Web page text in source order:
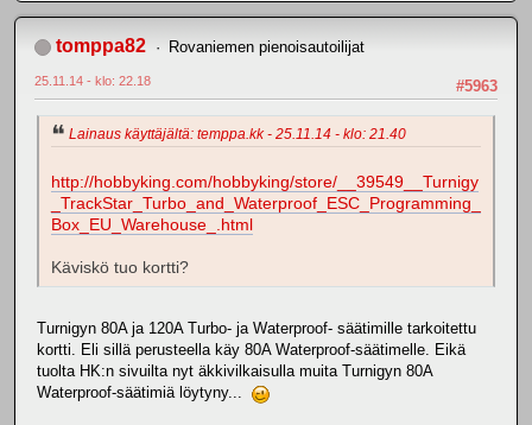
tomppa82 Rovaniemen pienoisautoilijat
#5963
25.11.14 - klo: 22.18
Lainaus käyttäjältä: temppa.kk - 25.11.14 - klo: 21.40
http://hobbyking.com/hobbyking/store/__39549__Turnigy
_TrackStar_Turbo_and_Waterproof_ESC_Programming_
Box_EU_Warehouse_.html
Käviskö tuo kortti?
Turnigyn 80A ja 120A Turbo- ja Waterproof- säätimille tarkoitettu
kortti. Eli sillä perusteella käy 80A Waterproof-säätimelle. Eikä
tuolta HK:n sivuilta nyt äkkivilkaisulla muita Turnigyn 80A
Waterproof-säätimiä löytyny...